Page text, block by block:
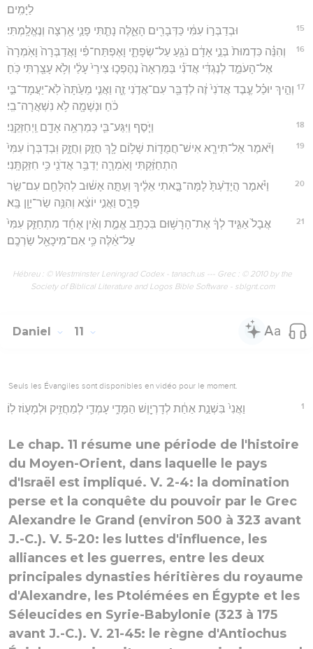
לַיָּמִֽים׃
15 וּבְדַבְּר֣וֹ עִמִּ֔י כַּדְּבָרִ֖ים הָאֵ֑לֶּה נָתַ֧תִּי פָנַ֛י אַ֖רְצָה וְנֶאֱלָֽמְתִּי׃
16
וְהִנֵּ֗ה כִּדְמוּת֙ בְּנֵ֣י אָדָ֔ם נֹגֵ֖עַ עַל־שְׂפָתָ֑י וָאֶפְתַּח־פִּ֗י וָאֲדַבְּרָה֙ וָאֹֽמְרָה֙
אֶל־הָעֹמֵ֣ד לְנֶגְדִּ֔י אֲדֹנִ֗י בַּמַּרְאָה֙ נֶהֶפְכ֤וּ צִירַי֙ עָלַ֔י וְלֹ֥א עָצַ֖רְתִּי כֹּֽחַ׃
17 וְהֵ֣יךְ יוּכַ֗ל עֶ֤בֶד אֲדֹנִי֙ זֶ֔ה לְדַבֵּ֖ר עִם־אֲדֹ֣נִי זֶ֑ה וַאֲנִ֤י מֵעַ֙תָּה֙ לֹֽא־יַעֲמָד־בִּ֣י
כֹ֔חַ וּנְשָׁמָ֖ה לֹ֥א נִשְׁאֲרָה־בִֽי׃
18 וַיֹּ֧סֶף וַיִּגַּע־בִּ֛י כְּמַרְאֵ֥ה אָדָ֖ם וַֽיְחַזְּקֵֽנִי׃
19
וַיֹּ֜אמֶר אַל־תִּירָ֧א אִישׁ־חֲמֻד֛וֹת שָׁל֥וֹם לָ֖ךְ חֲזַ֣ק וַחֲזָ֑ק וּֽבְדַבְּר֤וֹ עִמִּי֙
הִתְחַזַּ֔קְתִּי וָאֹֽמְרָ֛ה יְדַבֵּ֥ר אֲדֹנִ֖י כִּ֥י חִזַּקְתָּֽנִי׃
20
וַיֹּ֗אמֶר הֲיָדַ֙עְתָּ֙ לָמָּה־בָּ֣אתִי אֵלֶ֔יךָ וְעַתָּ֣ה אָשׁ֔וּב לְהִלָּחֵ֖ם עִם־שַׂ֣ר
פָּרָ֑ס וַאֲנִ֣י יוֹצֵ֔א וְהִנֵּ֥ה שַׂר־יָוָ֖ן בָּֽא׃
21
אֲבָל֙ אַגִּ֣יד לְךָ֔ אֶת־הָרָשׁ֥וּם בִּכְתָ֖ב אֱמֶ֑ת וְאֵ֨ין אֶחָ֜ד מִתְחַזֵּ֤ק עִמִּי֙
עַל־אֵ֔לֶּה כִּ֥י אִם־מִיכָאֵ֖ל שַׂרְכֶֽם׃
Hébreu : © Westminster Leningrad Codex - tanach.us --- Grec : © 2010 by the
Society of Biblical Literature and Logos Bible Software - sblgnt.com
Daniel 11
Seuls les Évangiles sont disponibles en vidéo pour le moment.
1 וַאֲנִי֙ בִּשְׁנַ֣ת אַחַ֔ת לְדָרְיָ֖וֶשׁ הַמָּדִ֑י עָמְדִ֛י לְמַחֲזִ֥יק וּלְמָע֖וֹז לֽוֹ׃
Le chap. 11 résume une période de l'histoire
du Moyen-Orient, dans laquelle le pays
d'Israël est impliqué. V. 2-4: la domination
perse et la conquête du pouvoir par le Grec
Alexandre le Grand (environ 500 à 323 avant
J.-C.). V. 5-20: les luttes d'influence, les
alliances et les guerres, entre les deux
principales dynasties héritières du royaume
d'Alexandre, les Ptolémées en Égypte et les
Séleucides en Syrie-Babylonie (323 à 175
avant J.-C.). V. 21-45: le règne d'Antiochus